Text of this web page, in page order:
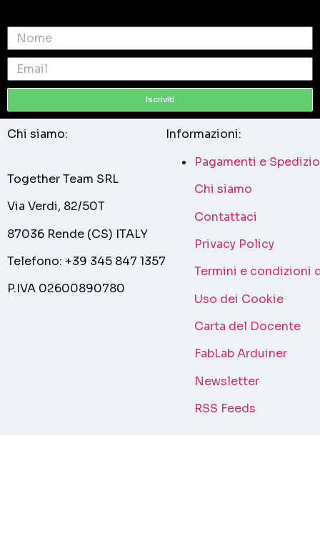
Iscriviti
Chi siamo:
Together Team SRL
Via Verdi, 82/50T
87036 Rende (CS) ITALY
Telefono: +39 345 847 1357
P.IVA 02600890780
Informazioni:
Pagamenti e
Chi siamo
Contattaci
Privacy Policy
Termini e condizioni
Uso dei Cookie
Carta del Docente
FabLab Arduiner
Newsletter
RSS Feeds